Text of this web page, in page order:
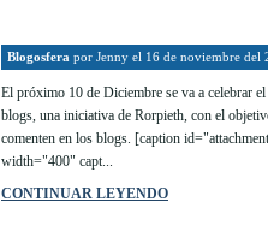
Blogosfera por Jenny el 16 de noviembre del
El próximo 10 de Diciembre se va a celebrar
blogs, una iniciativa de Rorpieth, con el
comenten en los blogs. [caption
width="400" capt...
CONTINUAR LEYENDO